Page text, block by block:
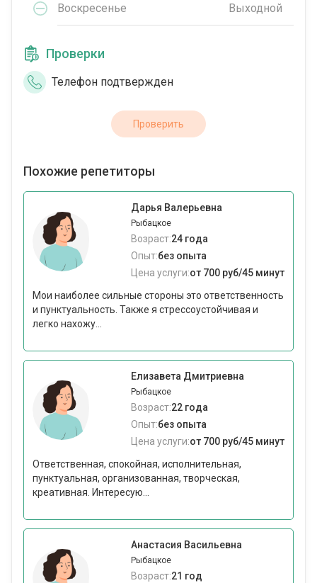
Воскресенье Выходной
Проверки
Телефон подтвержден
Проверить
Похожие репетиторы
Дарья Валерьевна
Рыбацкое
Возраст:24 года
Опыт:без опыта
Цена услуги:от 700 руб/45 минут
Мои наиболее сильные стороны это ответственность
и пунктуальность. Также я стрессоустойчивая и
легко нахожу...
Елизавета Дмитриевна
Рыбацкое
Возраст:22 года
Опыт:без опыта
Цена услуги:от 700 руб/45 минут
Ответственная, спокойная, исполнительная,
пунктуальная, организованная, творческая,
креативная. Интересую...
Анастасия Васильевна
Рыбацкое
Возраст:21 год